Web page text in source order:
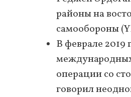
районы на
самообороны
В феврале 2019
операции со
говорил